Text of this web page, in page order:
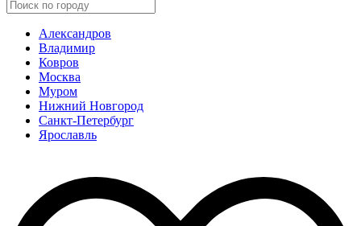
Александров
Владимир
Ковров
Москва
Муром
Нижний Новгород
Санкт-Петербург
Ярославль